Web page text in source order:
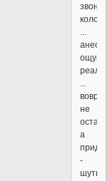
звон
...
...
не
а
-
шуты